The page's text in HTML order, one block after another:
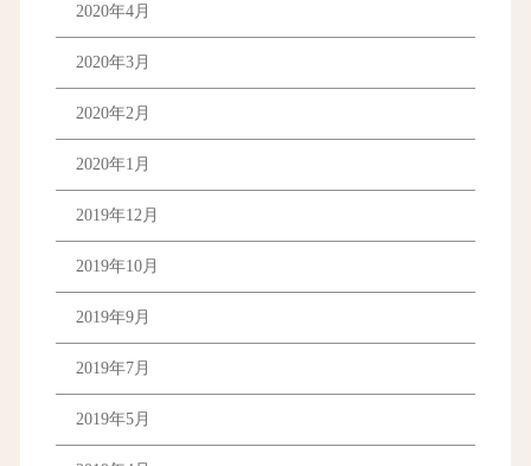
2020年4月
2020年3月
2020年2月
2020年1月
2019年12月
2019年10月
2019年9月
2019年7月
2019年5月